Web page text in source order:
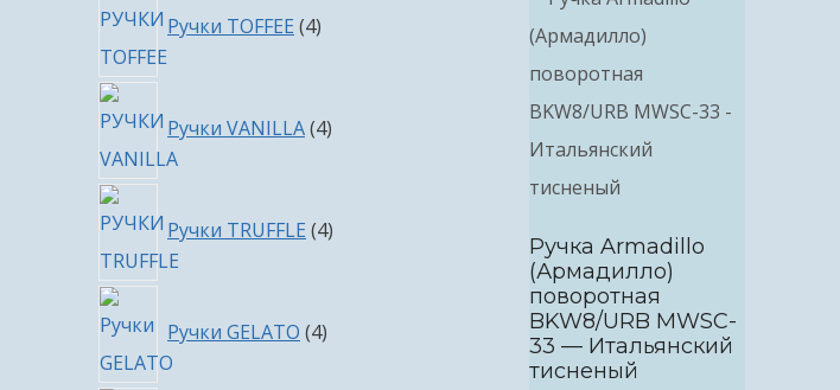
Ручка Armadillo
(Армадилло)
поворотная
BKW8/URB MWSC-
33 — Итальянский
тисненый
Ручки TOFFEE 4товара
Ручки VANILLA 4товара
Ручки TRUFFLE 4товара
Ручки GELATO 4товара